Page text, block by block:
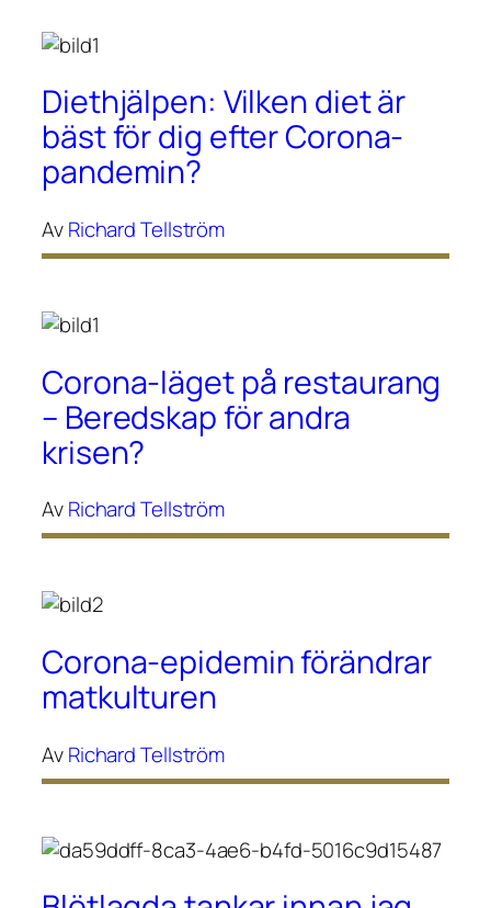
Diethjälpen: Vilken diet är
bäst för dig efter Corona-
pandemin?
AvRichard Tellström
Corona-läget på restaurang
– Beredskap för andra
krisen?
AvRichard Tellström
Corona-epidemin förändrar
matkulturen
AvRichard Tellström